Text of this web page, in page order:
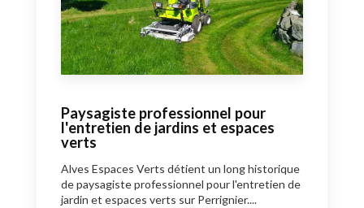
Paysagiste professionnel pour
l'entretien de jardins et espaces
verts
Alves Espaces Verts détient un long historique
de paysagiste professionnel pour l'entretien de
jardin et espaces verts sur Perrignier....